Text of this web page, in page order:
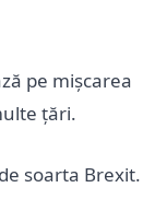
pe mișcarea
țări.
soarta Brexit.